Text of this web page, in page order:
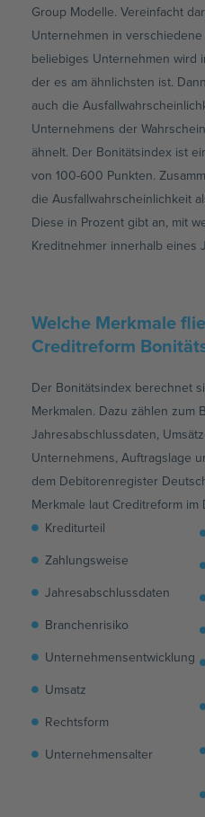
Group Modelle. Vereinfacht
Unternehmen in
beliebiges Unternehmen wird
der es am ähnlichsten ist.
auch die
Unternehmens der
ähnelt. Der Bonitätsindex ist
von 100-600 Punkten.
die Ausfallwahrscheinlichkeit
Diese in Prozent gibt an, mit
Kreditnehmer innerhalb eines
Welche Merkmale
Creditreform
Der Bonitätsindex berechnet
Merkmalen. Dazu zählen zum
Jahresabschlussdaten,
Unternehmens, Auftragslage
dem Debitorenregister
Merkmale laut Creditreform im
Krediturteil
Zahlungsweise
Jahresabschlussdaten
Branchenrisiko
Unternehmensentwicklung
Umsatz
Rechtsform
Unternehmensalter